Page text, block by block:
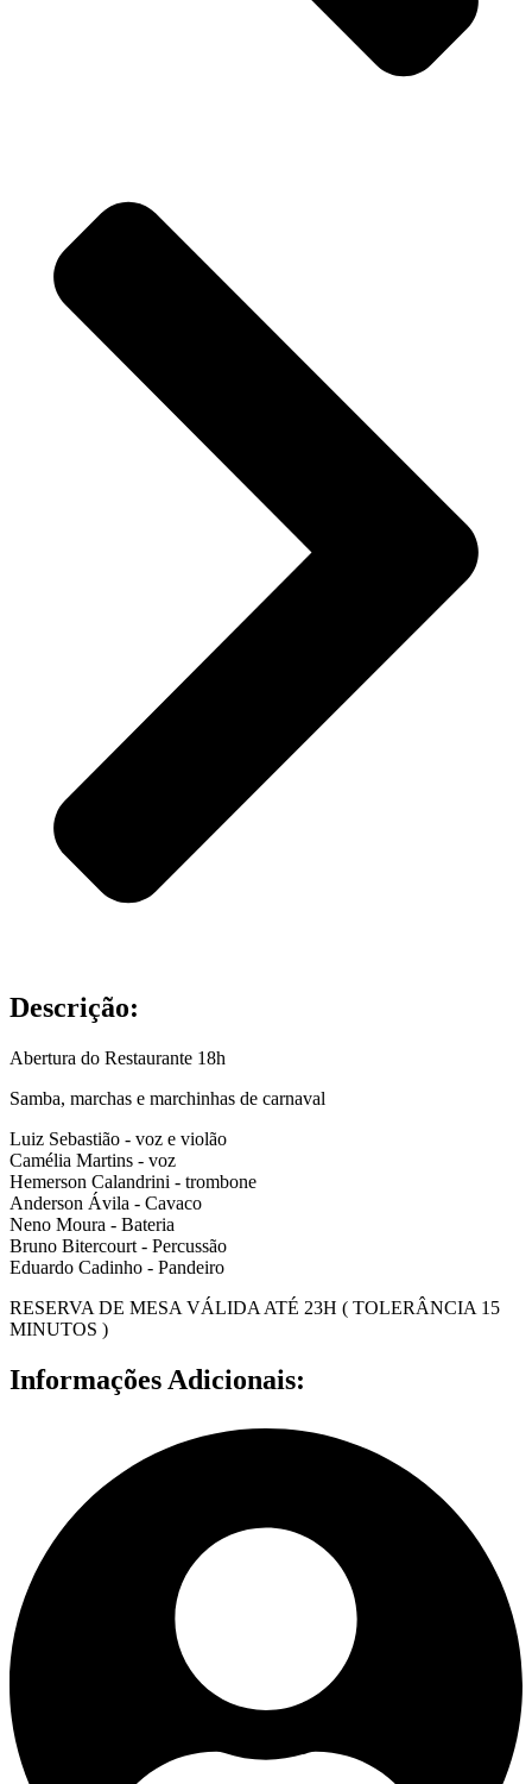
Descrição:
Abertura do Restaurante 18h
Samba, marchas e marchinhas de carnaval
Luiz Sebastião - voz e violão
Camélia Martins - voz
Hemerson Calandrini - trombone
Anderson Ávila - Cavaco
Neno Moura - Bateria
Bruno Bitercourt - Percussão
Eduardo Cadinho - Pandeiro
RESERVA DE MESA VÁLIDA ATÉ 23H ( TOLERÂNCIA 15
MINUTOS )
Informações Adicionais: